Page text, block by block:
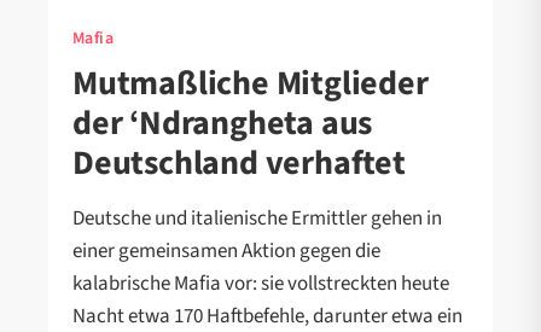
Mafia
Mutmaßliche Mitglieder
der ‘Ndrangheta aus
Deutschland verhaftet
Deutsche und italienische Ermittler gehen in
einer gemeinsamen Aktion gegen die
kalabrische Mafia vor: sie vollstreckten heute
Nacht etwa 170 Haftbefehle, darunter etwa ein